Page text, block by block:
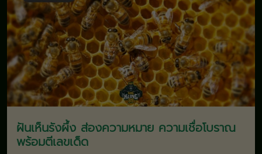
ฝันเห็นรังผึ้ง ส่องความหมาย ความเชื่อโบราณ
พร้อมตีเลขเด็ด